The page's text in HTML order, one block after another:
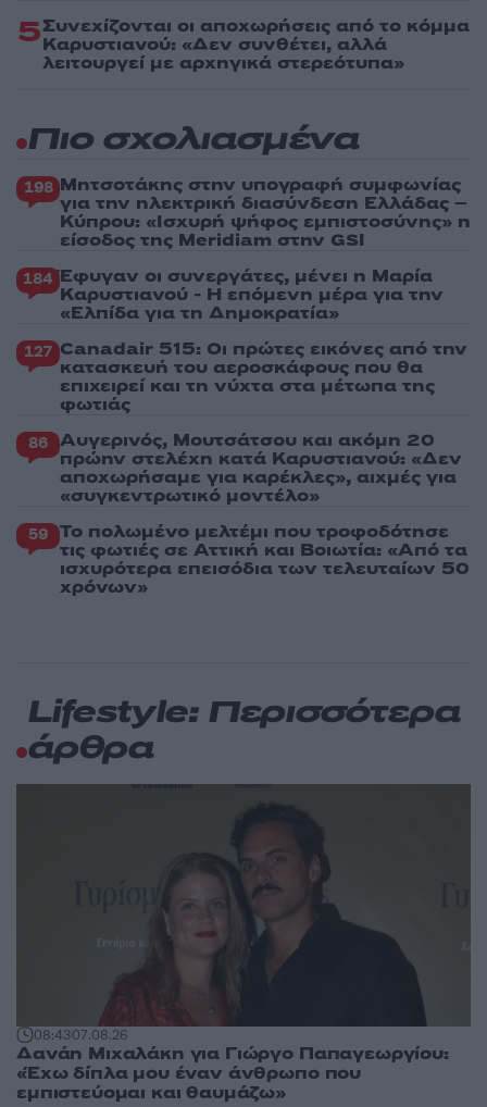
5Συνεχίζονται οι αποχωρήσεις από το κόμμα
Καρυστιανού: «Δεν συνθέτει, αλλά
λειτουργεί με αρχηγικά στερεότυπα»
Πιο σχολιασμένα
198 Μητσοτάκης στην υπογραφή συμφωνίας
για την ηλεκτρική διασύνδεση Ελλάδας –
Κύπρου: «Ισχυρή ψήφος εμπιστοσύνης» η
είσοδος της Meridiam στην GSI
184 Έφυγαν οι συνεργάτες, μένει η Μαρία
Καρυστιανού - Η επόμενη μέρα για την
«Ελπίδα για τη Δημοκρατία»
127 Canadair 515: Οι πρώτες εικόνες από την
κατασκευή του αεροσκάφους που θα
επιχειρεί και τη νύχτα στα μέτωπα της
φωτιάς
86 Αυγερινός, Μουτσάτσου και ακόμη 20
πρώην στελέχη κατά Καρυστιανού: «Δεν
αποχωρήσαμε για καρέκλες», αιχμές για
«συγκεντρωτικό μοντέλο»
59 Το πολωμένο μελτέμι που τροφοδότησε
τις φωτιές σε Αττική και Βοιωτία: «Από τα
ισχυρότερα επεισόδια των τελευταίων 50
χρόνων»
Lifestyle: Περισσότερα
άρθρα
08:4307.08.26
Δανάη Μιχαλάκη για Γιώργο Παπαγεωργίου:
«Έχω δίπλα μου έναν άνθρωπο που
εμπιστεύομαι και θαυμάζω»